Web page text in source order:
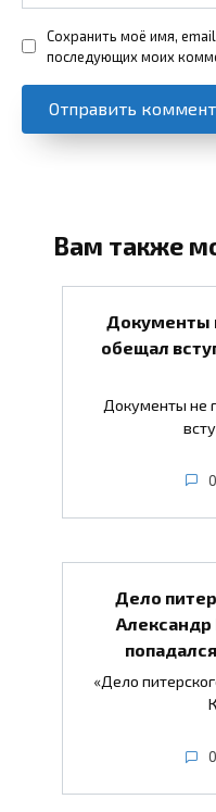
Сохранить моё имя,
последующих моих
Вам также
Документы
обещал
Документы не
0
Дело
«Дело
0